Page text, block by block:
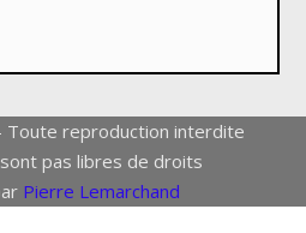
Toute reproduction interdite
pas libres de droits
Pierre Lemarchand